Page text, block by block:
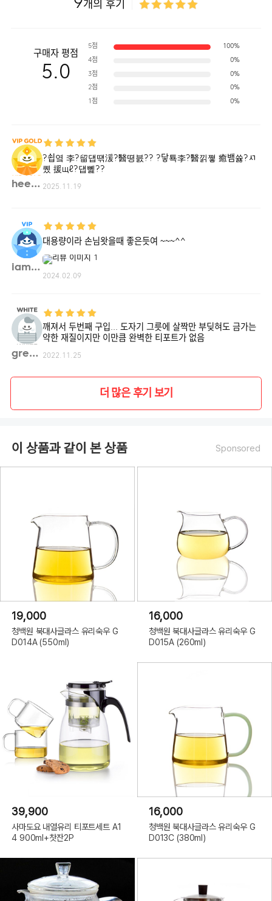
9개의 후기
구매자 평점
5.0
5점 100%
4점 0%
3점 0%
2점 0%
1점 0%
hee**
?쇱옄 李?留덉떆湲?醫뗭븘?? ?닿툑李?醫낅쪟 癒뱀쓣?ㅺ
퀬 援щℓ?덉뼱??
2025.11.19
iamb**
대용량이라 손님왓을때 좋은듯여 ~~~^^
2024.02.09
green**
깨져서 두번째 구입... 도자기 그릇에 살짝만 부딪혀도 금가는
약한 재질이지만 이만큼 완벽한 티포트가 없음
2022.11.25
더 많은 후기 보기
이 상품과 같이 본 상품 Sponsored
19,000
청백원 북대사글라스 유리숙우 G
D014A (550ml)
16,000
청백원 북대사글라스 유리숙우 G
D015A (260ml)
39,900
사마도요 내열유리 티포트세트 A1
4 900ml+찻잔2P
16,000
청백원 북대사글라스 유리숙우 G
D013C (380ml)